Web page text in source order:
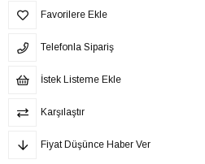
Favorilere Ekle
Telefonla Sipariş
İstek Listeme Ekle
Karşılaştır
Fiyat Düşünce Haber Ver